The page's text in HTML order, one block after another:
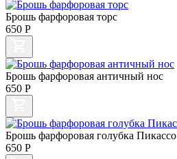
Брошь фарфоровая торс
650 Р
Брошь фарфоровая античный нос
650 Р
Брошь фарфоровая голубка Пикассо
650 Р